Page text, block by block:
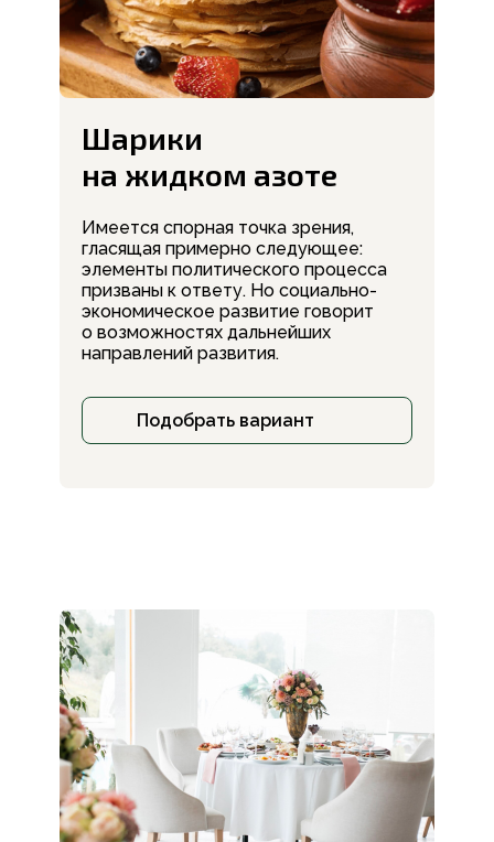
Имеется спорная точка зрения,
гласящая примерно следующее:
элементы политического процесса
призваны к ответу. Но социально-
экономическое развитие говорит
о возможностях дальнейших
направлений развития.
Шарики
на жидком азоте
Подобрать вариант